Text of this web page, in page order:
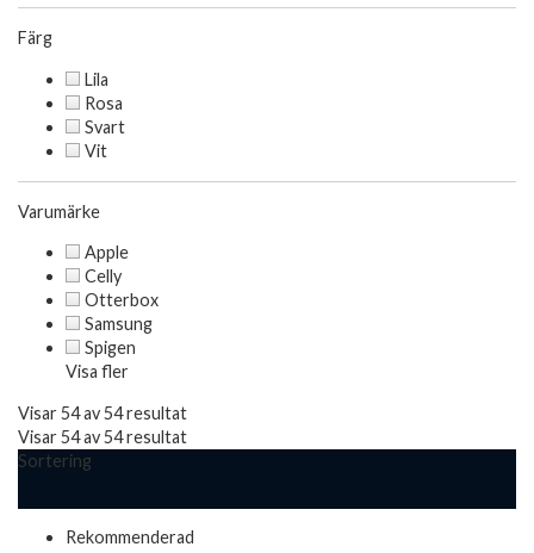
Färg
Lila
Rosa
Svart
Vit
Varumärke
Apple
Celly
Otterbox
Samsung
Spigen
Visa fler
Visar 54 av 54 resultat
Visar 54 av 54 resultat
Sortering
Rekommenderad